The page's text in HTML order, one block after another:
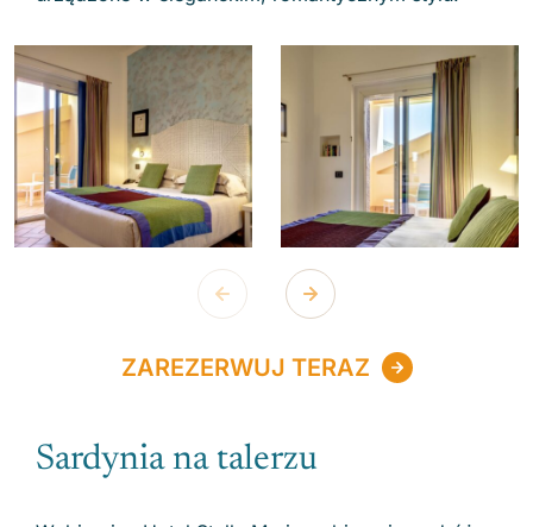
ZAREZERWUJ TERAZ
Sardynia na talerzu